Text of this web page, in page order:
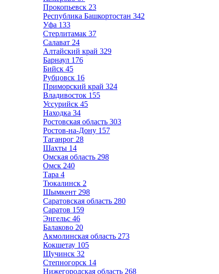
Прокопьевск 23
Республика Башкортостан 342
Уфа 133
Стерлитамак 37
Салават 24
Алтайский край 329
Барнаул 176
Бийск 45
Рубцовск 16
Приморский край 324
Владивосток 155
Уссурийск 45
Находка 34
Ростовская область 303
Ростов-на-Дону 157
Таганрог 28
Шахты 14
Омская область 298
Омск 240
Тара 4
Тюкалинск 2
Шымкент 298
Саратовская область 280
Саратов 159
Энгельс 46
Балаково 20
Акмолинская область 273
Кокшетау 105
Щучинск 32
Степногорск 14
Нижегородская область 268